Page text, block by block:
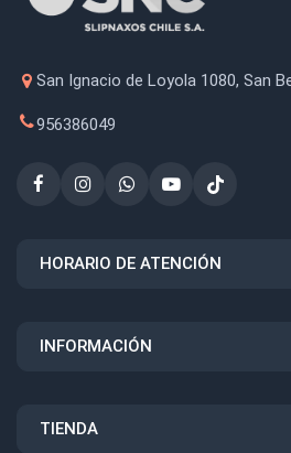
San Ignacio de Loyola 1080, San
956386049
HORARIO DE ATENCIÓN
INFORMACIÓN
TIENDA